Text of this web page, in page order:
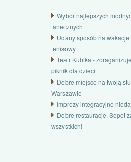
Wybór najlepszych
tanecznych
Udany sposób na
tenisowy
Teatr Kubika -
piknik dla dzieci
Dobre miejsce na twoją
Warszawie
Imprezy integracyjne
Dobre restauracje. Sopot
wszystkich!